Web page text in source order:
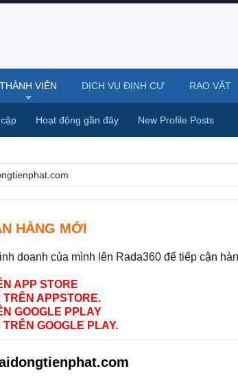
HÀNG MỚI
doanh của mình lên Rada360 để tiếp cận
APP STORE
APPSTORE.
GOOGLE PPLAY
GOOGLE PLAY.
THÀNH VIÊN
Hoạt động gần đây New Profile Posts
DỊCH VỤ ĐỊNH CƯ RAO VẶT